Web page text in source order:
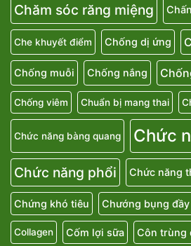
Chăm sóc răng miệng
Che khuyết điểm Chống dị ứng
Chống muỗi Chống nắng
Chống viêm Chuẩn bị mang thai
Chức năng bàng quang Chức
Chức năng phổi Chức năng
Chứng khó tiêu Chướng bụng
Collagen Cốm lợi sữa Côn trùng